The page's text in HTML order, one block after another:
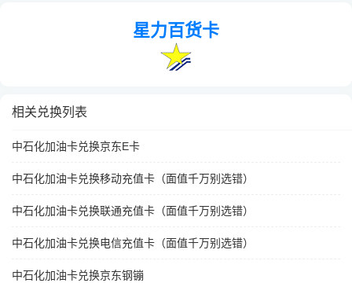
星力百货卡
相关兑换列表
中石化加油卡兑换京东E卡
中石化加油卡兑换移动充值卡（面值千万别选错）
中石化加油卡兑换联通充值卡（面值千万别选错）
中石化加油卡兑换电信充值卡（面值千万别选错）
中石化加油卡兑换京东钢镚